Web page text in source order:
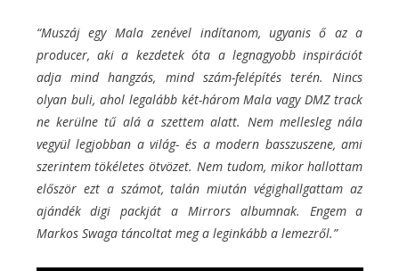
“Muszáj egy Mala zenével indítanom, ugyanis ő az a
producer, aki a kezdetek óta a legnagyobb inspirációt
adja mind hangzás, mind szám-felépítés terén. Nincs
olyan buli, ahol legalább két-három Mala vagy DMZ track
ne kerülne tű alá a szettem alatt. Nem mellesleg nála
vegyül legjobban a világ- és a modern basszuszene, ami
szerintem tökéletes ötvözet. Nem tudom, mikor hallottam
először ezt a számot, talán miután végighallgattam az
ajándék digi packját a Mirrors albumnak. Engem a
Markos Swaga táncoltat meg a leginkább a lemezről.”